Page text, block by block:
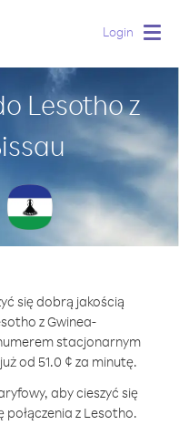
Login
Lesotho z
się dobrą jakością
z Gwinea-
stacjonarnym
od 51.0 ¢ za minutę.
aby cieszyć się
z Lesotho.